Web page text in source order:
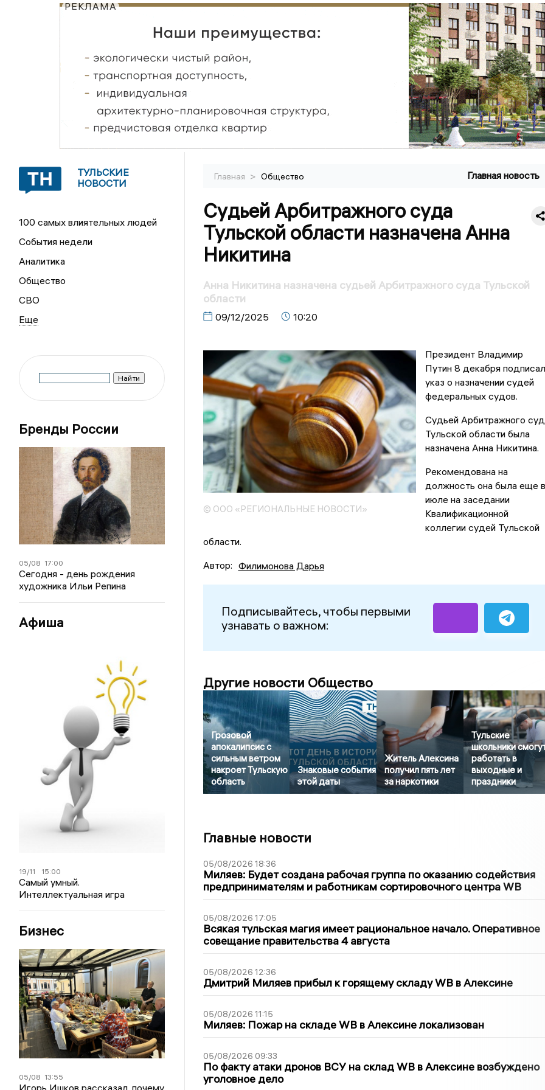
РЕКЛАМА
ТУЛЬСКИЕ
НОВОСТИ
100 самых влиятельных людей
События недели
Аналитика
Общество
СВО
Бренды России
05/08 17:00
Сегодня - день рождения
художника Ильи Репина
Афиша
19/11 15:00
Самый умный.
Интеллектуальная игра
Бизнес
05/08 13:55
Игорь Ишков рассказал, почему
Главная > Общество Главная новость
Судьей Арбитражного суда
Тульской области назначена Анна
Никитина
Анна Никитина назначена судьей Арбитражного суда Тульской
области
09/12/2025 10:20
© ООО «РЕГИОНАЛЬНЫЕ НОВОСТИ»
Президент Владимир
Путин 8 декабря подписал
указ о назначении судей
федеральных судов.
Судьей Арбитражного
Тульской области была
назначена Анна Никитина.
Рекомендована на
должность она была еще в
июле на заседании
Квалификационной
коллегии судей Тульской
области.
Автор: Филимонова Дарья
Подписывайтесь, чтобы первыми
узнавать о важном:
Другие новости Общество
Грозовой
апокалипсис с
сильным ветром
накроет Тульскую
область
Знаковые события
этой даты
Житель Алексина
получил пять лет
за наркотики
Тульские
школьники
работать в
выходные и
праздники
Главные новости
05/08/2026 18:36
Миляев: Будет создана рабочая группа по оказанию содействия
предпринимателям и работникам сортировочного центра WB
05/08/2026 17:05
Всякая тульская магия имеет рациональное начало. Оперативное
совещание правительства 4 августа
05/08/2026 12:36
Дмитрий Миляев прибыл к горящему складу WB в Алексине
05/08/2026 11:15
Миляев: Пожар на складе WB в Алексине локализован
05/08/2026 09:33
По факту атаки дронов ВСУ на склад WB в Алексине возбуждено
уголовное дело